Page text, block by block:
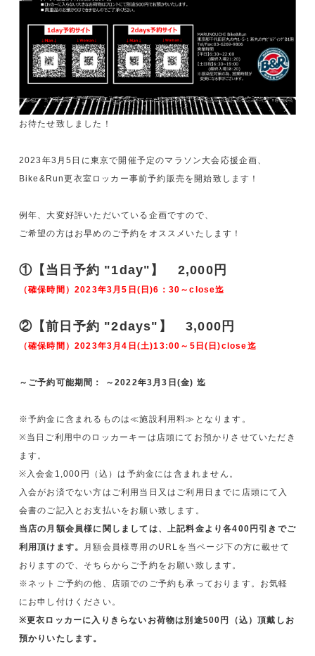
お待たせ致しました！
2023年3月5日に東京で開催予定のマラソン大会応援企画、
Bike&Run更衣室ロッカー事前予約販売を開始致します！
例年、大変好評いただいている企画ですので、
ご希望の方はお早めのご予約をオススメいたします！
①【当日予約 "1day"】 2,000円
（確保時間）2023年3月5日(日)6：30～close迄
②【前日予約 "2days"】 3,000円
（確保時間）2023年3月4日(土)13:00～5日(日)close迄
～ご予約可能期間： ～2022年3月3日(金) 迄
※予約金に含まれるものは≪施設利用料≫となります。
※当日ご利用中のロッカーキーは店頭にてお預かりさせていただき
ます。
※入会金1,000円（込）は予約金には含まれません。
入会がお済でない方はご利用当日又はご利用日までに店頭にて入
会書のご記入とお支払いをお願い致します。
当店の月額会員様に関しましては、上記料金より各400円引きでご
利用頂けます。
月額会員様専用のURLを当ページ下の方に載せて
おりますので、そちらからご予約をお願い致します。
※ネットご予約の他、店頭でのご予約も承っております。お気軽
にお申し付けください。
※更衣ロッカーに入りきらないお荷物は別途500円（込）頂戴しお
預かりいたします。